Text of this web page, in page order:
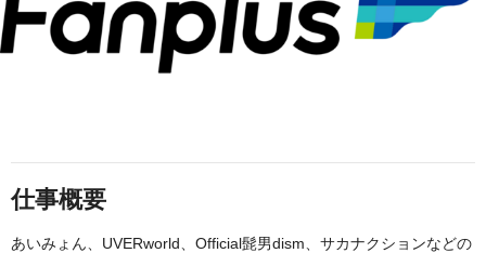
仕事概要
あいみょん、UVERworld、Official髭男dism、サカナクションなどの